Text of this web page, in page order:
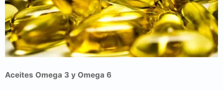
Aceites Omega 3 y Omega 6